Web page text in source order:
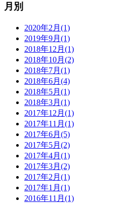
月別
2020年2月(1)
2019年9月(1)
2018年12月(1)
2018年10月(2)
2018年7月(1)
2018年6月(4)
2018年5月(1)
2018年3月(1)
2017年12月(1)
2017年11月(1)
2017年6月(5)
2017年5月(2)
2017年4月(1)
2017年3月(2)
2017年2月(1)
2017年1月(1)
2016年11月(1)